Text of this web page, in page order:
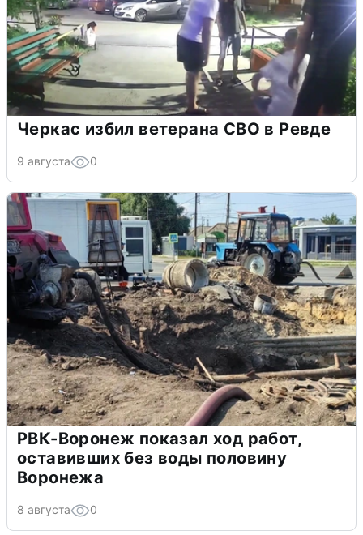
Черкас избил ветерана СВО в Ревде
9 августа 0
РВК-Воронеж показал ход работ,
оставивших без воды половину
Воронежа
8 августа 0